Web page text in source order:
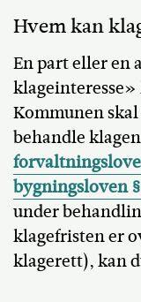
Hvem kan
En part eller en
klageinteresse»
Kommunen
behandle
bygningsloven
under
klagefristen er
klagerett), kan